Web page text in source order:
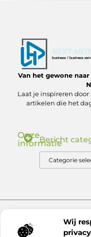
Wij
Van het gewone
Laat je inspireren
artikelen die het
Onze
informatie
Bericht
@2025